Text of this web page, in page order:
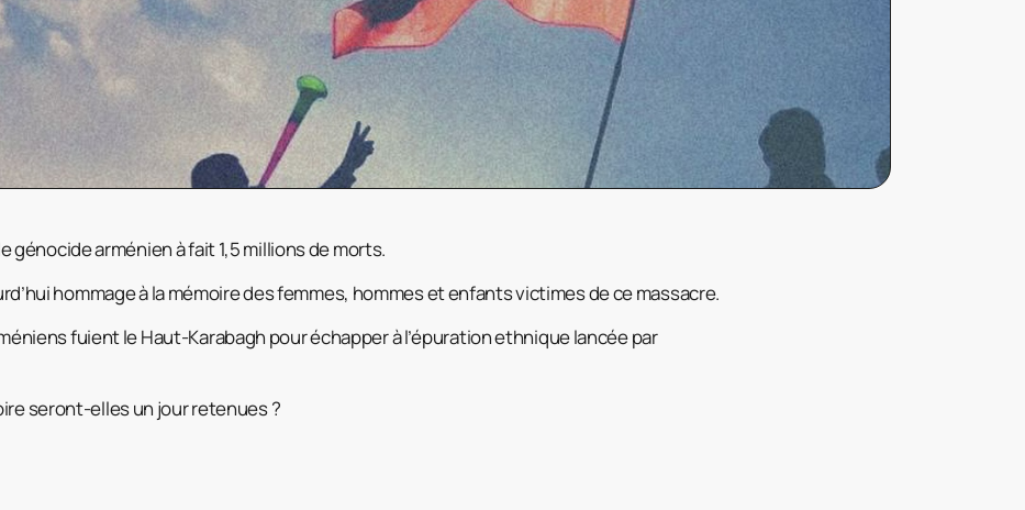
génocide arménien à fait 1,5 millions de morts.
hommage à la mémoire des femmes, hommes et enfants victimes de ce massacre.
fuient le Haut-Karabagh pour échapper à l’épuration ethnique lancée par
seront-elles un jour retenues ?